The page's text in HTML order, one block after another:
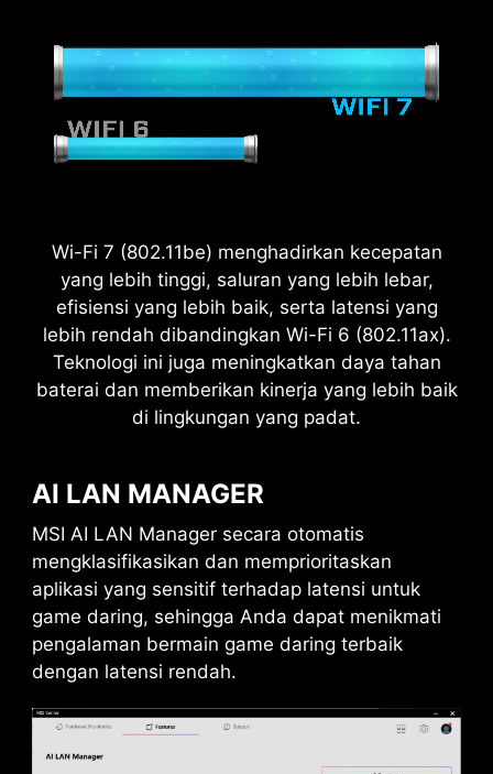
Wi-Fi 7 (802.11be) menghadirkan kecepatan
yang lebih tinggi, saluran yang lebih lebar,
efisiensi yang lebih baik, serta latensi yang
lebih rendah dibandingkan Wi-Fi 6 (802.11ax).
Teknologi ini juga meningkatkan daya tahan
baterai dan memberikan kinerja yang lebih baik
di lingkungan yang padat.
AI LAN MANAGER
MSI AI LAN Manager secara otomatis
mengklasifikasikan dan memprioritaskan
aplikasi yang sensitif terhadap latensi untuk
game daring, sehingga Anda dapat menikmati
pengalaman bermain game daring terbaik
dengan latensi rendah.
2.5x
Power Excursion
DAISY CHAIN
EXTERNAL